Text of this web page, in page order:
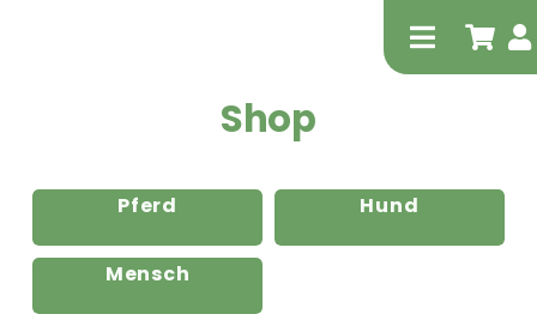
Toggle
Shop
Pferd Hund
Mensch